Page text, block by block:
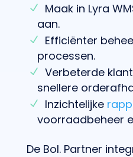
Maak in Lyra
aan.
Efficiënter
processen.
Verbeterde
snellere
Inzichtelijke
voorraadbeheer
De Bol. Partner